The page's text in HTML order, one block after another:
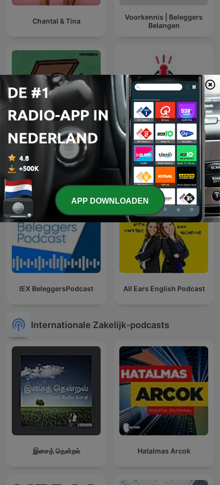
Chantal & Tina
Voorkennis | Beleggers
Belangen
Lemonade Stand Tweewieler Podcast
IEX BeleggersPodcast All Ears English Podcast
Internationale Zakelijk-podcasts
இசைத் தென்றல் Hatalmas Arcok
APP DOWNLOADEN